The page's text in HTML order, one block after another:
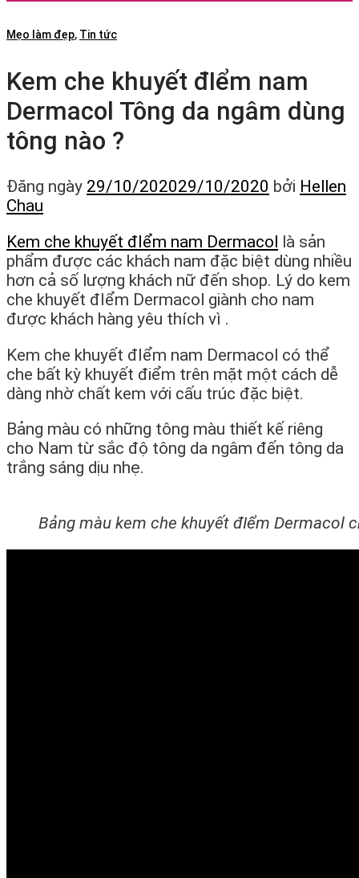
Mẹo làm đẹp, Tin tức
Kem che khuyết đIểm nam
Dermacol Tông da ngâm dùng
tông nào ?
Đăng ngày 29/10/202029/10/2020 bởi Hellen
Chau
Kem che khuyết đIểm nam Dermacol là sản
phẩm được các khách nam đặc biệt dùng nhiều
hơn cả số lượng khách nữ đến shop. Lý do kem
che khuyết đIểm Dermacol giành cho nam
được khách hàng yêu thích vì .
Kem che khuyết đIểm nam Dermacol có thể
che bất kỳ khuyết điểm trên mặt một cách dễ
dàng nhờ chất kem với cấu trúc đặc biệt.
Bảng màu có những tông màu thiết kế riêng
cho Nam từ sắc độ tông da ngâm đến tông da
trắng sáng dịu nhẹ.
Bảng màu kem che khuyết đIểm Dermacol